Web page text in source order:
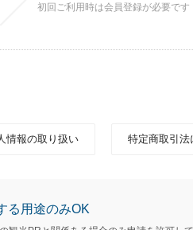
初回ご利用時は会員登録が必要です
情報の取り扱い 特定商取引法
る用途のみOK